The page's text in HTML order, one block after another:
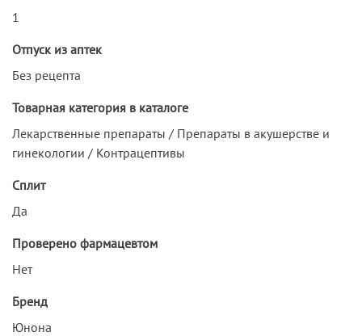
1
Отпуск из аптек
Без рецепта
Товарная категория в каталоге
Лекарственные препараты / Препараты в акушерстве и
гинекологии / Контрацептивы
Сплит
Да
Проверено фармацевтом
Нет
Бренд
Юнона